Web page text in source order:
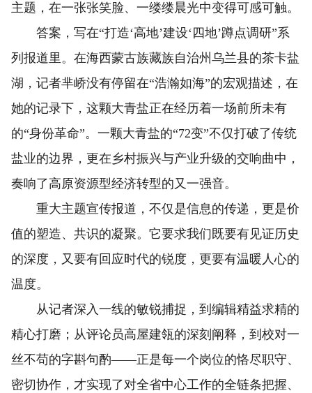
主题，在一张张笑脸、一缕缕晨光中变得可感可触。
答案，写在“打造‘高地’建设‘四地’蹲点调研”系
列报道里。在海西蒙古族藏族自治州乌兰县的茶卡盐
湖，记者芈峤没有停留在“浩瀚如海”的宏观描述，在
她的记录下，这颗大青盐正在经历着一场前所未有
的“身份革命”。一颗大青盐的“72变”不仅打破了传统
盐业的边界，更在乡村振兴与产业升级的交响曲中，
奏响了高原资源型经济转型的又一强音。
重大主题宣传报道，不仅是信息的传递，更是价
值的塑造、共识的凝聚。它要求我们既要有见证历史
的深度，又要有回应时代的锐度，更要有温暖人心的
温度。
从记者深入一线的敏锐捕捉，到编辑精益求精的
精心打磨；从评论员高屋建瓴的深刻阐释，到校对一
丝不苟的字斟句酌——正是每一个岗位的恪尽职守、
密切协作，才实现了对全省中心工作的全链条把握、